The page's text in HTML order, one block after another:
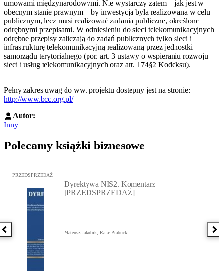
umowami międzynarodowymi. Nie wystarczy zatem – jak jest w
obecnym stanie prawnym – by inwestycja była realizowana w celu
publicznym, lecz musi realizować zadania publiczne, określone
odrębnymi przepisami. W odniesieniu do sieci telekomunikacyjnych
odrębne przepisy zaliczają do zadań publicznych tylko sieci i
infrastrukturę telekomunikacyjną realizowaną przez jednostki
samorządu terytorialnego (por. art. 3 ustawy o wspieraniu rozwoju
sieci i usług telekomunikacyjnych oraz art. 174§2 Kodeksu).
Pełny zakres uwag do ww. projektu dostępny jest na stronie:
http://www.bcc.org.pl/
Autor:
Inny
Polecamy książki biznesowe
Poprzednia książka
Przejdź do: Dyrektywa NIS2. Komentarz [PRZEDSPRZEDAŻ],
PRZEDSPRZEDAŻ
Dyrektywa NIS2. Komentarz
[PRZEDSPRZEDAŻ]
Mateusz Jakubik, Rafał Prabucki